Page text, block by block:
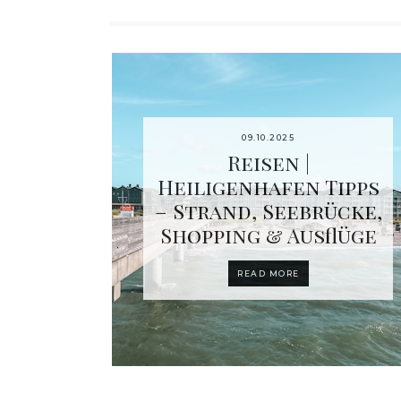
09.10.2025
Reisen |
Heiligenhafen Tipps
– Strand, Seebrücke,
Shopping & Ausflüge
READ MORE